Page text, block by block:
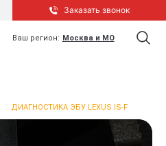
Заказать звонок
Ваш регион: Москва и МО
ДИАГНОСТИКА ЭБУ LEXUS IS-F